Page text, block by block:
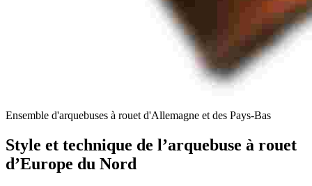
Ensemble d'arquebuses à rouet d'Allemagne et des Pays-Bas
Style et technique de l’arquebuse à rouet
d’Europe du Nord